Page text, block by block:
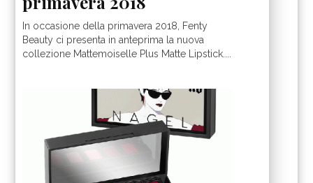
In occasione della primavera 2018, Fenty
Beauty ci presenta in anteprima la nuova
collezione Mattemoiselle Plus Matte Lipstick....